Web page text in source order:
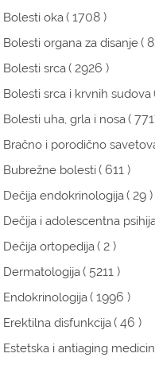
Bolesti oka( 1708 )
Bolesti organa za disanje(
Bolesti srca( 2926 )
Bolesti srca i krvnih sudova
Bolesti uha, grla i nosa(
Bračno i porodično
Bubrežne bolesti( 611 )
Dečija endokrinologija( 29 )
Dečija i adolescentna
Dečija ortopedija( 2 )
Dermatologija( 5211 )
Endokrinologija( 1996 )
Erektilna disfunkcija( 46 )
Estetska i antiaging